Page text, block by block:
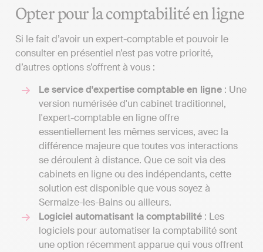
Opter pour la comptabilité en ligne
Si le fait d’avoir un expert-comptable et pouvoir le
consulter en présentiel n’est pas votre priorité,
d’autres options s’offrent à vous :
Le service d'expertise comptable en ligne : Une
version numérisée d'un cabinet traditionnel,
l'expert-comptable en ligne offre
essentiellement les mêmes services, avec la
différence majeure que toutes vos interactions
se déroulent à distance. Que ce soit via des
cabinets en ligne ou des indépendants, cette
solution est disponible que vous soyez à
Sermaize-les-Bains ou ailleurs.
Logiciel automatisant la comptabilité : Les
logiciels pour automatiser la comptabilité sont
une option récemment apparue qui vous offrent